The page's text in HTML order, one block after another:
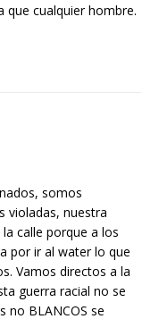
que cualquier hombre.
somos
violadas, nuestra
calle porque a los
por ir al water lo que
Vamos directos a la
guerra racial no se
no BLANCOS se